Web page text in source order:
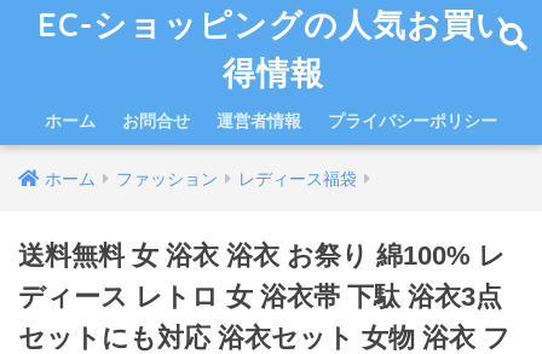
EC-ショッピングの人気お買い
得情報
ホーム お問合せ 運営者情報 プライバシーポリシー
ホーム ファッション レディース福袋
送料無料 女 浴衣 浴衣 お祭り 綿100% レ
ディース レトロ 女 浴衣帯 下駄 浴衣3点
セットにも対応 浴衣セット 女物 浴衣 フ